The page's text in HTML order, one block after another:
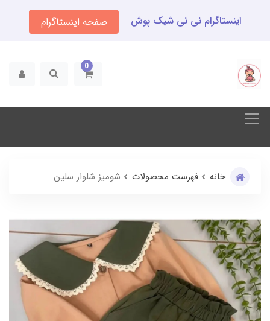
اینستاگرام نی نی شیک پوش صفحه اینستاگرام
0
خانه فهرست محصولات شومیز شلوار سلین